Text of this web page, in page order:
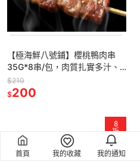
首頁 我的收藏 我的通知
【極海鮮八號鋪】櫻桃鴨肉串
35G*8串/包，肉質扎實多汁、
香氣十足, 油質豐富有彈性，肉
質不柴不澀，美味滿分！露營烤
$210
$200
8
折